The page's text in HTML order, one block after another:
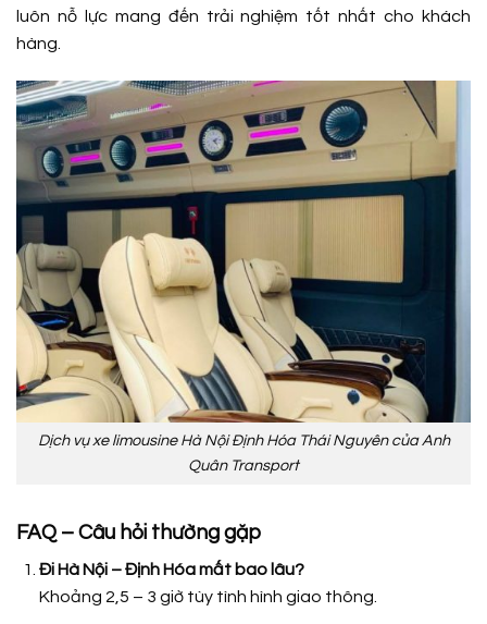
luôn nỗ lực mang đến trải nghiệm tốt nhất cho khách
hàng.
Dịch vụ xe limousine Hà Nội Định Hóa Thái Nguyên của Anh
Quân Transport
FAQ – Câu hỏi thường gặp
Đi Hà Nội – Định Hóa mất bao lâu?
Khoảng 2,5 – 3 giờ tùy tình hình giao thông.